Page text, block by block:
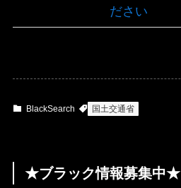
ださい
BlackSearch 国土交通省
★ブラック情報募集中★